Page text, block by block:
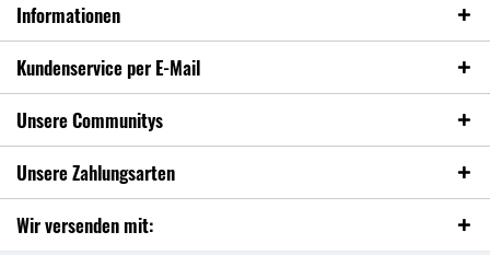
Informationen
Kundenservice per E-Mail
Unsere Communitys
Unsere Zahlungsarten
Wir versenden mit: